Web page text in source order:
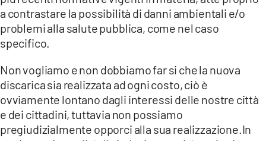
a contrastare la possibilità di danni ambientali e/o
problemi alla salute pubblica, come nel caso
specifico.
Non vogliamo e non dobbiamo far si che la nuova
discarica sia realizzata ad ogni costo, ciò è
ovviamente lontano dagli interessi delle nostre città
e dei cittadini, tuttavia non possiamo
pregiudizialmente opporci alla sua realizzazione.In